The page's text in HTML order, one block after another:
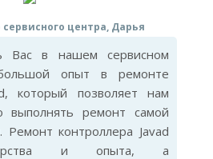
центра, Дарья
в нашем сервисном
опыт в ремонте
который позволяет нам
ремонт самой
Ремонт контроллера Javad
и опыта, а